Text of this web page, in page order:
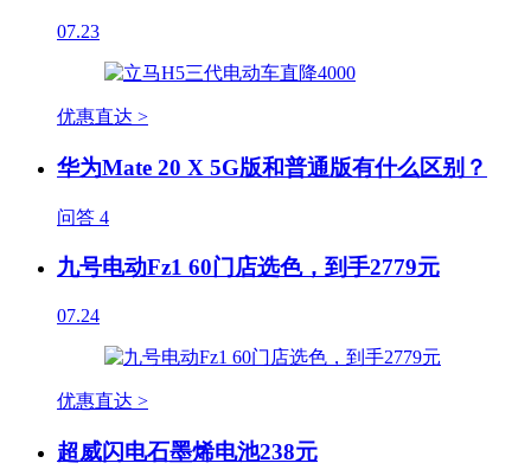
07.23
优惠直达 >
华为Mate 20 X 5G版和普通版有什么区别？
问答 4
九号电动Fz1 60门店选色，到手2779元
07.24
优惠直达 >
超威闪电石墨烯电池238元